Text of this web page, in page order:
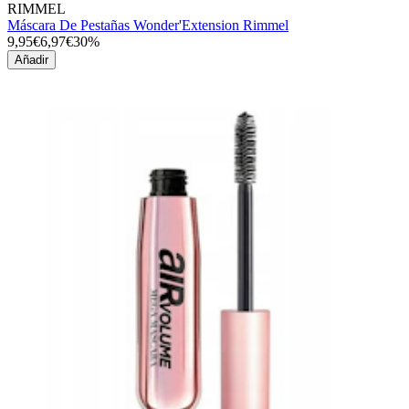
RIMMEL
Máscara De Pestañas Wonder'Extension Rimmel
9,95€6,97€30%
Añadir